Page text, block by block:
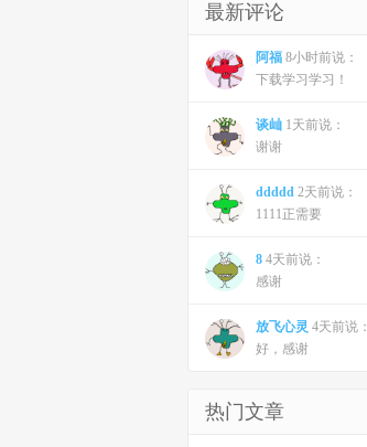
最新评论
阿福 8小时前说：
下载学习学习！
谈屾 1天前说：
谢谢
ddddd 2天前说：
1111正需要
8 4天前说：
感谢
放飞心灵 4天前说：
好，感谢
热门文章